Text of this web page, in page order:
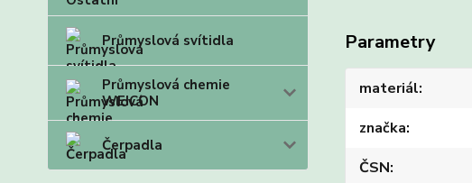
Průmyslová svítidla
Průmyslová chemie
WEICON
Čerpadla
Parametry
materiál
značka
ČSN